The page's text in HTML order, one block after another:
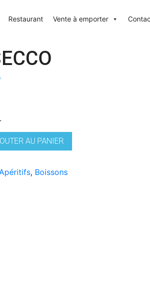
Restaurant Vente à emporter
AU PANIER
Apéritifs, Boissons